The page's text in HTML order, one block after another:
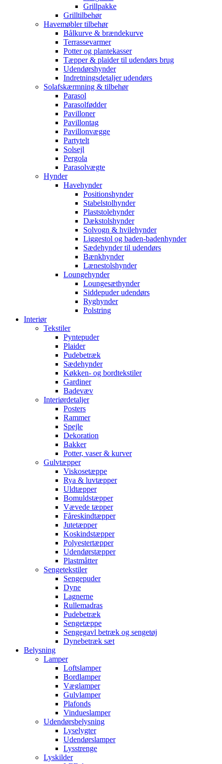
Grillpakke
Grilltilbehør
Havemøbler tilbehør
Bålkurve & brændekurve
Terrassevarmer
Potter og plantekasser
Tæpper & plaider til udendørs brug
Udendørshynder
Indretningsdetaljer udendørs
Solafskærmning & tilbehør
Parasol
Parasolfødder
Pavilloner
Pavillontag
Pavillonvægge
Partytelt
Solsejl
Pergola
Parasolvægte
Hynder
Havehynder
Positionshynder
Stabelstolhynder
Plaststolehynder
Dækstolshynder
Solvogn & hvilehynder
Liggestol og baden-badenhynder
Sædehynder til udendørs
Bænkhynder
Lænestolshynder
Loungehynder
Loungesæthynder
Siddepuder udendørs
Ryghynder
Polstring
Interiør
Tekstiler
Pyntepuder
Plaider
Pudebetræk
Sædehynder
Køkken- og bordtekstiler
Gardiner
Badevæv
Interiørdetaljer
Posters
Rammer
Spejle
Dekoration
Bakker
Potter, vaser & kurver
Gulvtæpper
Viskosetæppe
Rya & luvtæpper
Uldtæpper
Bomuldstæpper
Vævede tæpper
Fåreskindtæpper
Jutetæpper
Koskindstæpper
Polyestertæpper
Udendørstæpper
Plastmåtter
Sengetekstiler
Sengepuder
Dyne
Lagnerne
Rullemadras
Pudebetræk
Sengetæppe
Sengegavl betræk og sengetøj
Dynebetræk sæt
Belysning
Lamper
Loftslamper
Bordlamper
Væglamper
Gulvlamper
Plafonds
Vindueslamper
Udendørsbelysning
Lyselygter
Udendørslamper
Lysstrenge
Lyskilder